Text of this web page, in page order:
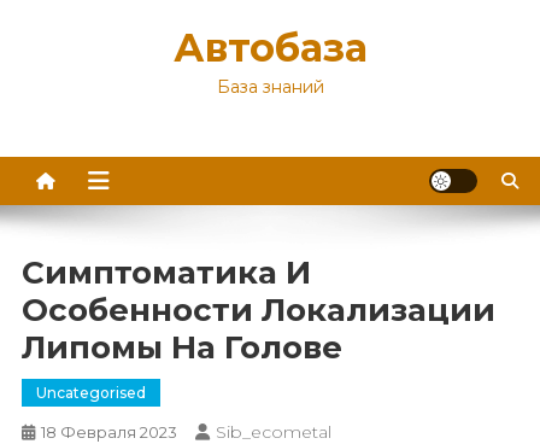
Автобаза
База знаний
Симптоматика И
Особенности Локализации
Липомы На Голове
Uncategorised
18 Февраля 2023 Sib_ecometal